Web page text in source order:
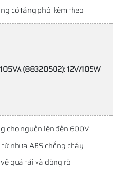
có tăng phô kèm theo
(88320502): 12V/105W
cho nguồn lên đến 600V
từ nhựa ABS chống cháy
quá tải và dòng rò